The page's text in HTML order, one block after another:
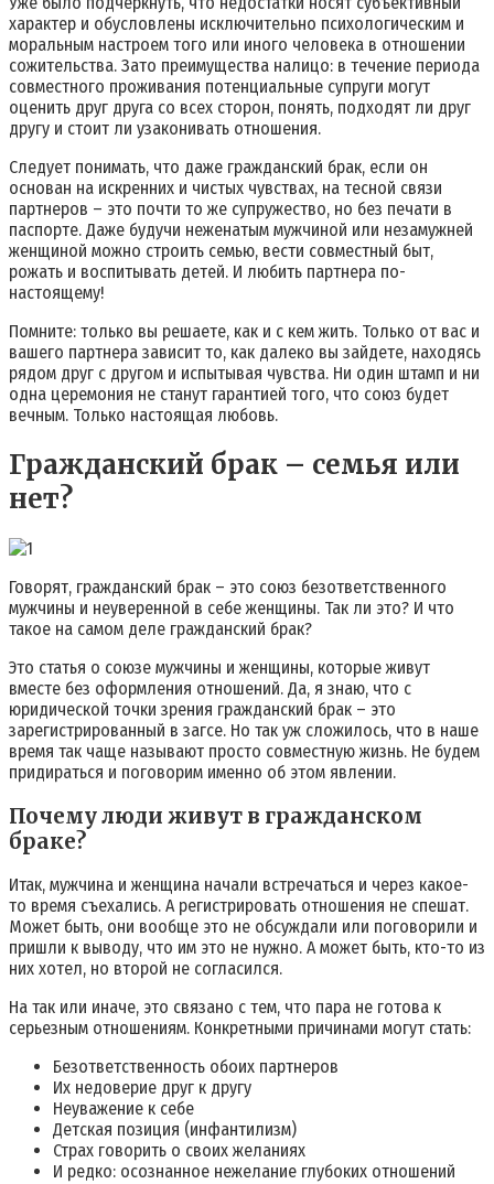
характер и обусловлены исключительно психологическим и
моральным настроем того или иного человека в отношении
сожительства. Зато преимущества налицо: в течение периода
совместного проживания потенциальные супруги могут
оценить друг друга со всех сторон, понять, подходят ли друг
другу и стоит ли узаконивать отношения.
Следует понимать, что даже гражданский брак, если он
основан на искренних и чистых чувствах, на тесной связи
партнеров – это почти то же супружество, но без печати в
паспорте. Даже будучи неженатым мужчиной или незамужней
женщиной можно строить семью, вести совместный быт,
рожать и воспитывать детей. И любить партнера по-
настоящему!
Помните: только вы решаете, как и с кем жить. Только от вас и
вашего партнера зависит то, как далеко вы зайдете, находясь
рядом друг с другом и испытывая чувства. Ни один штамп и ни
одна церемония не станут гарантией того, что союз будет
вечным. Только настоящая любовь.
Гражданский брак – семья или
нет?
Говорят, гражданский брак – это союз безответственного
мужчины и неуверенной в себе женщины. Так ли это? И что
такое на самом деле гражданский брак?
Это статья о союзе мужчины и женщины, которые живут
вместе без оформления отношений. Да, я знаю, что с
юридической точки зрения гражданский брак – это
зарегистрированный в загсе. Но так уж сложилось, что в наше
время так чаще называют просто совместную жизнь. Не будем
придираться и поговорим именно об этом явлении.
Почему люди живут в гражданском
браке?
Итак, мужчина и женщина начали встречаться и через какое-
то время съехались. А регистрировать отношения не спешат.
Может быть, они вообще это не обсуждали или поговорили и
пришли к выводу, что им это не нужно. А может быть, кто-то из
них хотел, но второй не согласился.
На так или иначе, это связано с тем, что пара не готова к
серьезным отношениям. Конкретными причинами могут стать:
Безответственность обоих партнеров
Их недоверие друг к другу
Неуважение к себе
Детская позиция (инфантилизм)
Страх говорить о своих желаниях
И редко: осознанное нежелание глубоких отношений